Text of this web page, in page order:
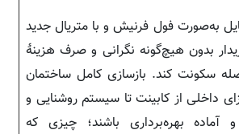
به‌صورت فول فرنیش و با متریال جدید
بدون هیچ‌گونه نگرانی و صرف هزینهٔ
سکونت کند. بازسازی کامل ساختمان
داخلی از کابینت تا سیستم روشنایی و
آماده بهره‌برداری باشند؛ چیزی که